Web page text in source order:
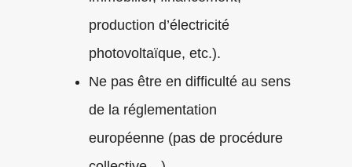
production d’électricité
photovoltaïque, etc.).
Ne pas être en difficulté au sens
de la réglementation
européenne (pas de procédure